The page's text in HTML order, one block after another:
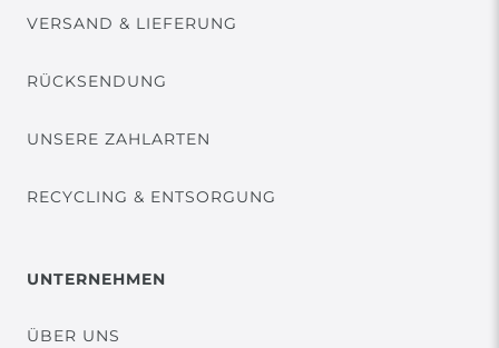
VERSAND & LIEFERUNG
RÜCKSENDUNG
UNSERE ZAHLARTEN
RECYCLING & ENTSORGUNG
UNTERNEHMEN
ÜBER UNS